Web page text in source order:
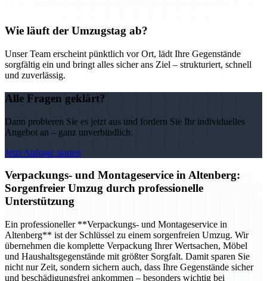
Wie läuft der Umzugstag ab?
Unser Team erscheint pünktlich vor Ort, lädt Ihre Gegenstände
sorgfältig ein und bringt alles sicher ans Ziel – strukturiert, schnell
und zuverlässig.
Alle Fragen geklärt?
Dann probieren Sie es jetzt aus und fordern Sie Ihr individuelles
Angebot an – ganz unverbindlich.
Jetzt Anfrage starten
Verpackungs- und Montageservice in Altenberg:
Sorgenfreier Umzug durch professionelle
Unterstützung
Ein professioneller **Verpackungs- und Montageservice in
Altenberg** ist der Schlüssel zu einem sorgenfreien Umzug. Wir
übernehmen die komplette Verpackung Ihrer Wertsachen, Möbel
und Haushaltsgegenstände mit größter Sorgfalt. Damit sparen Sie
nicht nur Zeit, sondern sichern auch, dass Ihre Gegenstände sicher
und beschädigungsfrei ankommen – besonders wichtig bei